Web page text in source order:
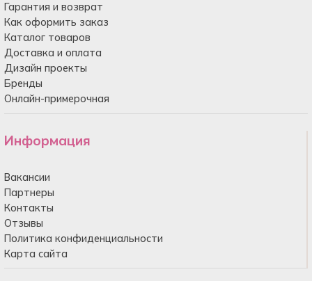
Гарантия и возврат
Как оформить заказ
Каталог товаров
Доставка и оплата
Дизайн проекты
Бренды
Онлайн-примерочная
Информация
Вакансии
Партнеры
Контакты
Отзывы
Политика конфиденциальности
Карта сайта